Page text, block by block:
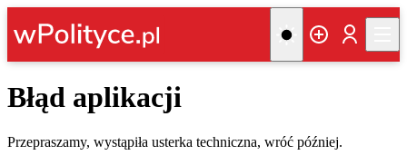
Błąd aplikacji
Przepraszamy, wystąpiła usterka techniczna, wróć później.